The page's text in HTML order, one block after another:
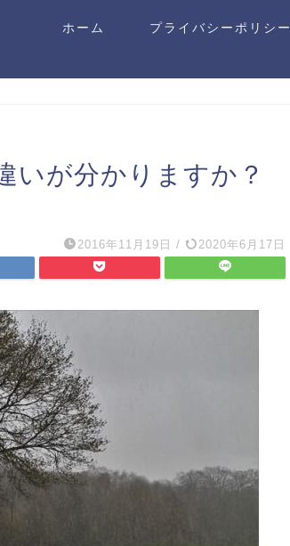
ホーム プライバシーポリシー
いが分かりますか？
2016年11月19日 / 2020年6月17日